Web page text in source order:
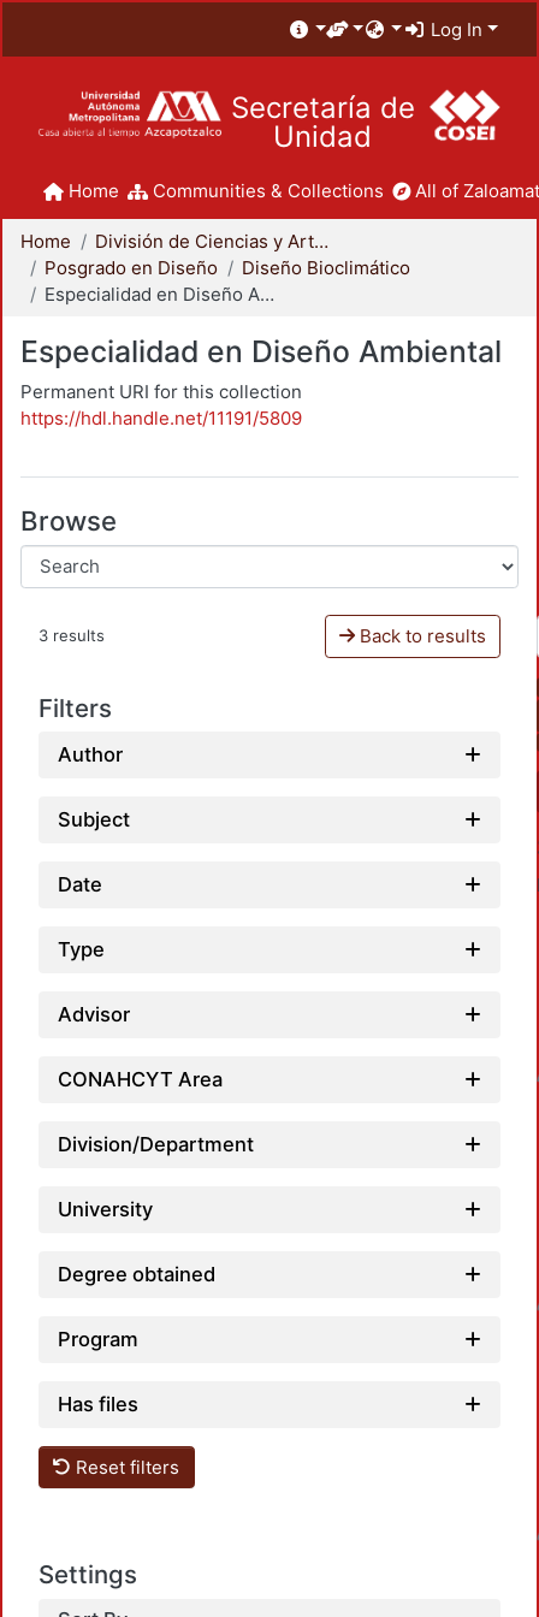
Log In
Secretaría de
Unidad
Home Communities & Collections All of
Home
División de Ciencias y Artes para el Diseño
Posgrado en Diseño
Diseño Bioclimático
Especialidad en Diseño Ambiental
Especialidad en Diseño Ambiental
Permanent URI for this collection
https://hdl.handle.net/11191/5809
Browse
3 results Back to results
Filters
Author
Subject
Date
Type
Advisor
CONAHCYT Area
Division/Department
University
Degree obtained
Program
Has files
Reset filters
Settings